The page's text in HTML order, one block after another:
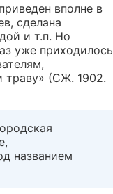
вполне в
сделана
и т.п. Но
уже приходилось
траву» (СЖ. 1902.
названием